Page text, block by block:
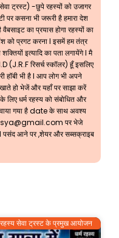
ट्रस्ट) -छुपे रहस्यों को उजागर
पर कसना भी जरूरी है हमारा देश
का प्रयास होगा रहस्यों का
को प्रगट करना l इसमें हम तंत्र
शक्तियों इत्यादि का पता लगायेंगे l मै
(J.R.F रिसर्च स्कॉलर) हूँ इसलिए
हॉबी भी है l आप लोग भी अपने
हो भेजें और यहाँ पर साझा करें
धर्म रहस्य को संबोधित और
गया है date के साथ अवश्य
पर भेजे
आने पर ,शेयर और सब्सक्राइब
रहस्य सेवा ट्रस्ट के प्रमुख आयोजन